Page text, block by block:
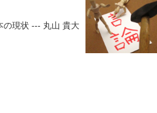
の現状 --- 丸山 貴大